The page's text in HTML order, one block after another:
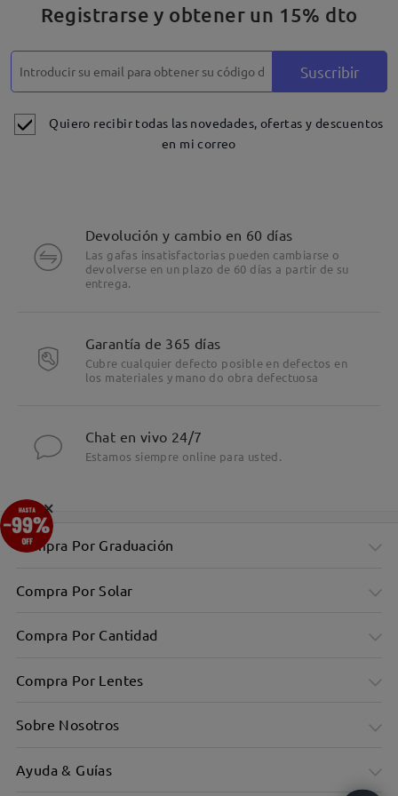
Deje su comentario
Registrarse y obtener un 15% dto
Suscribir
Quiero recibir todas las novedades, ofertas y descuentos
en mi correo
Devolución y cambio en 60 días
Las gafas insatisfactorias pueden cambiarse o
devolverse en un plazo de 60 días a partir de su
entrega.
Garantía de 365 días
Cubre cualquier defecto posible en defectos en
los materiales y mano do obra defectuosa
Chat en vivo 24/7
Estamos siempre online para usted.
Compra Por Graduación
Compra Por Solar
Compra Por Cantidad
Compra Por Lentes
Sobre Nosotros
Ayuda & Guías
×